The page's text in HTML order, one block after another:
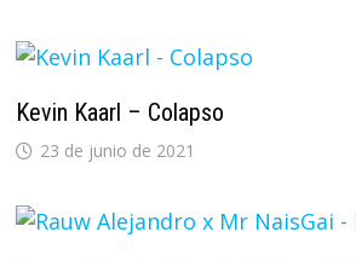
Kevin Kaarl – Colapso
23 de junio de 2021